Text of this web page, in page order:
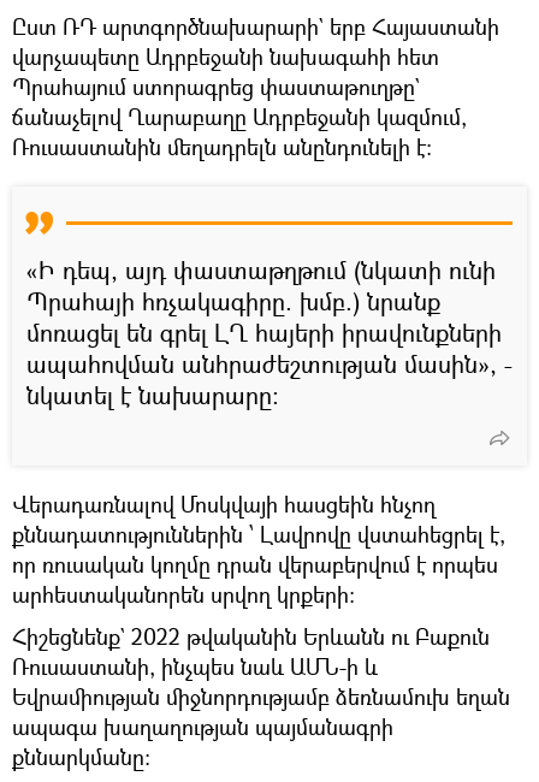
Ըստ ՌԴ արտգործնախարարի` երբ Հայաստանի
վարչապետը Ադրբեջանի նախագահի հետ
Պրահայում ստորագրեց փաստաթուղթը`
ճանաչելով Ղարաբաղը Ադրբեջանի կազմում,
Ռուսաստանին մեղադրելն անընդունելի է։
«Ի դեպ, այդ փաստաթղթում (նկատի ունի
Պրահայի հռչակագիրը. խմբ.) նրանք
մոռացել են գրել ԼՂ հայերի իրավունքների
ապահովման անհրաժեշտության մասին», -
նկատել է նախարարը:
Վերադառնալով Մոսկվայի հասցեին հնչող
քննադատություններին ՝ Լավրովը վստահեցրել է,
որ ռուսական կողմը դրան վերաբերվում է որպես
արհեստականորեն սրվող կրքերի։
Հիշեցնենք` 2022 թվականին Երևանն ու Բաքուն
Ռուսաստանի, ինչպես նաև ԱՄՆ-ի և
Եվրամիության միջնորդությամբ ձեռնամուխ եղան
ապագա խաղաղության պայմանագրի
քննարկմանը։